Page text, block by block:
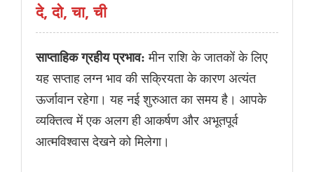
दे, दो, चा, ची
साप्ताहिक ग्रहीय प्रभाव: मीन राशि के जातकों के लिए
यह सप्ताह लग्न भाव की सक्रियता के कारण अत्यंत
ऊर्जावान रहेगा। यह नई शुरुआत का समय है। आपके
व्यक्तित्व में एक अलग ही आकर्षण और अभूतपूर्व
आत्मविश्वास देखने को मिलेगा।